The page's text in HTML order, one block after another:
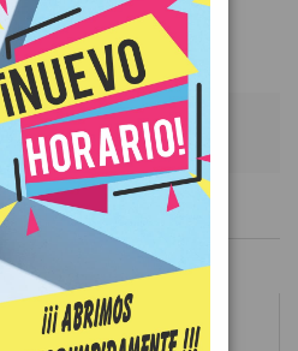
situación. El sonido gana en
MKIII C-1RL